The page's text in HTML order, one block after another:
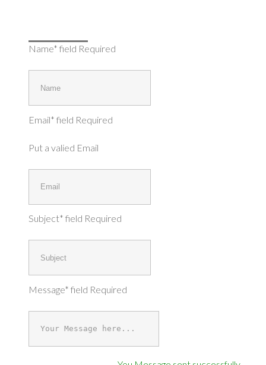
Name* field Required
Email* field Required
Put a valied Email
Subject* field Required
Message* field Required